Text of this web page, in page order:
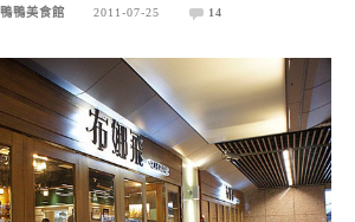
鴨鴨美食館 2011-07-25 14